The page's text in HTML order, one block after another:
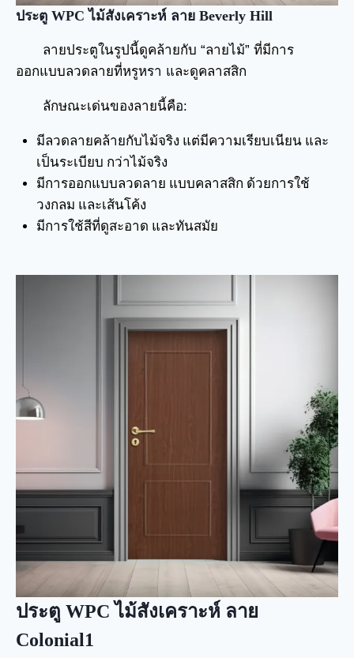
ประตู WPC ไม้สังเคราะห์ ลาย Beverly Hill
ลายประตูในรูปนี้ดูคล้ายกับ “ลายไม้” ที่มีการ
ออกแบบลวดลายที่หรูหรา และดูคลาสสิก
ลักษณะเด่นของลายนี้คือ:
มีลวดลายคล้ายกับไม้จริง แต่มีความเรียบเนียน และ
เป็นระเบียบ กว่าไม้จริง
มีการออกแบบลวดลาย แบบคลาสสิก ด้วยการใช้
วงกลม และเส้นโค้ง
มีการใช้สีที่ดูสะอาด และทันสมัย
ประตู WPC ไม้สังเคราะห์ ลาย
Colonial1